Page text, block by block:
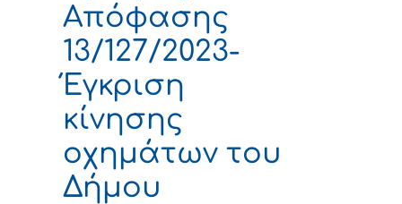
Απόφασης
13/127/2023-
Έγκριση
κίνησης
οχημάτων του
Δήμου